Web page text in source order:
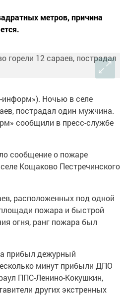
метров, причина
информ»). Ночью в селе
пострадал один мужчина.
сообщили в пресс-службе
сообщение о пожаре
Кощаково Пестречинского
расположенных под одной
пожара и быстрой
огня, ранг пожара был
прибыл дежурный
минут прибыли ДПО
ППС-Ленино-Кокушкин,
других экстренных